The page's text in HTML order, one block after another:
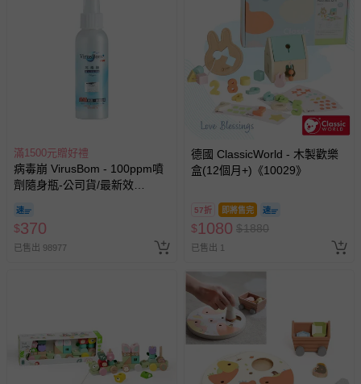
滿1500元贈好禮
病毒崩 VirusBom - 100ppm噴
劑隨身瓶-公司貨/最新效
$370
已售出 98977
德國 ClassicWorld - 木製歡樂
盒(12個月+)《10029》
57折 即將售完
$1080 $1880
已售出 1